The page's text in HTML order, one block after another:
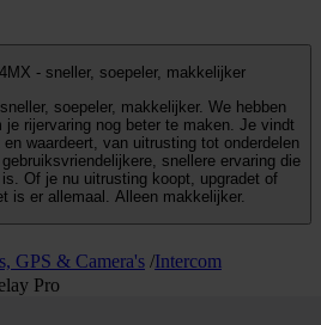
- sneller, soepeler, makkelijker
soepeler, makkelijker. We hebben
je rijervaring nog beter te maken. Je vindt
waardeert, van uitrusting tot onderdelen
snellere ervaring die
Of je nu uitrusting koopt, upgradet of
is er allemaal. Alleen makkelijker.
GPS & Camera's /Intercom
Pro